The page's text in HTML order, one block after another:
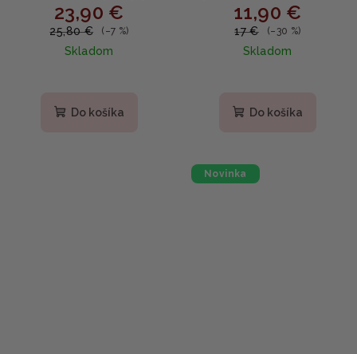
hydratačný krém s
centellou a kyselinou
hyalurónovou 50ml
23,90 €
25,80 € (–7 %)
Skladom
Do košíka
proti tmavým škvrnám s
BHA, niacínamidom a
kyselinou tranexamovou
35g
11,90 €
17 € (–30 %)
Skladom
Do košíka
Novinka